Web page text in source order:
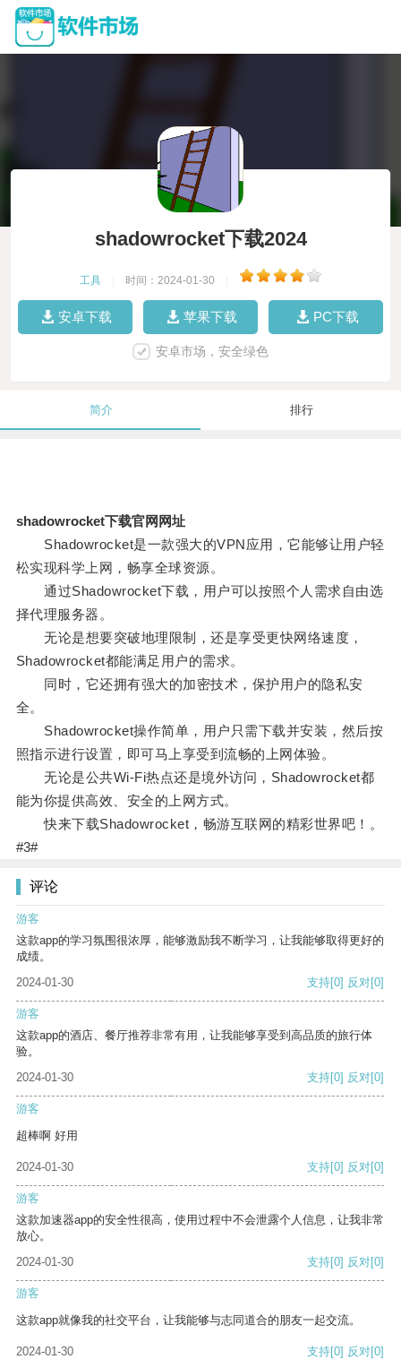
shadowrocket下载2024
工具 时间：2024-01-30
安卓下载 苹果下载 PC下载
安卓市场，安全绿色
简介 排行
shadowrocket下载官网网址
Shadowrocket是一款强大的VPN应用，它能够让用户轻
松实现科学上网，畅享全球资源。
通过Shadowrocket下载，用户可以按照个人需求自由选
择代理服务器。
无论是想要突破地理限制，还是享受更快网络速度，
Shadowrocket都能满足用户的需求。
同时，它还拥有强大的加密技术，保护用户的隐私安
全。
Shadowrocket操作简单，用户只需下载并安装，然后按
照指示进行设置，即可马上享受到流畅的上网体验。
无论是公共Wi-Fi热点还是境外访问，Shadowrocket都
能为你提供高效、安全的上网方式。
快来下载Shadowrocket，畅游互联网的精彩世界吧！。
#3#
评论
游客
这款app的学习氛围很浓厚，能够激励我不断学习，让我能够取得更好的
成绩。
2024-01-30
支持[0] 反对[0]
游客
这款app的酒店、餐厅推荐非常有用，让我能够享受到高品质的旅行体
验。
2024-01-30
支持[0] 反对[0]
游客
超棒啊 好用
2024-01-30 支持[0] 反对[0]
游客
这款加速器app的安全性很高，使用过程中不会泄露个人信息，让我非常
放心。
2024-01-30
支持[0] 反对[0]
游客
这款app就像我的社交平台，让我能够与志同道合的朋友一起交流。
2024-01-30 支持[0] 反对[0]